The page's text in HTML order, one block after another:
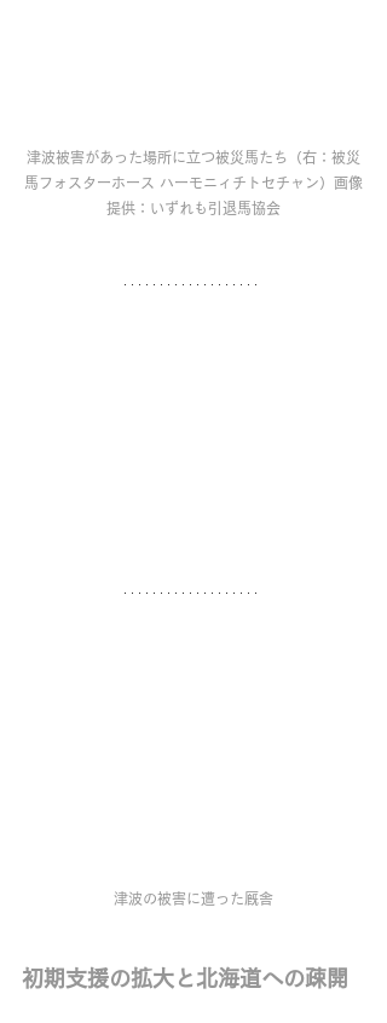
津波被害があった場所に立つ被災馬たち（右：被災
馬フォスターホース ハーモニィチトセチャン）画像
提供：いずれも引退馬協会
津波の被害に遭った厩舎
初期支援の拡大と北海道への疎開